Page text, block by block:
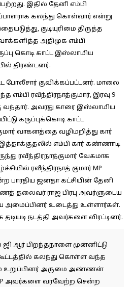
இதில் தேனி எம்பி
கலந்து கொள்வார் என்று
குடியுரிமை திருத்த
அதிமுக எம்பி
கொடி காட்ட இஸ்லாமிய
திரண்டனர்.
போலீசார் குவிக்கப்பட்டனர். மாலை
எம்பி ரவீந்திரநாத்குமார், இரவு 9
அவரது காரை இஸ்லாமிய
கருப்புக்கொடி காட்ட
வாகனத்தை வழிமறித்து கார்
எம்பி கார் கண்ணாடி
ரவீந்திரநாத்குமார் வேகமாக
ரவீந்திரநாத் குமார் MP
ஜனதா கட்சியின் தேனி
தலைவர் ராஜ பிரபு அவர்ளுடைய
அமைப்பினர் உடைத்து உள்ளார்கள்.
நடத்தி அவர்களை விரட்டினர்.
ஆர் பிறந்தநாளை முன்னிட்டு
கலந்து கொள்ள வந்த
உறுப்பினர் அருமை அண்ணன்
MP அவர்களை வரவேற்ற சென்ற